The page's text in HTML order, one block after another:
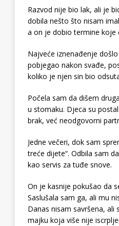
Razvod nije bio lak, ali je
dobila nešto što nisam
a on je dobio termine koje
Najveće iznenađenje
pobjegao nakon svađe,
koliko je njen sin bio
Počela sam da dišem
u stomaku. Djeca su
brak, već neodgovorni
Jedne večeri, dok sam
treće dijete“. Odbila sam
kao servis za tuđe snove.
On je kasnije pokušao da
Saslušala sam ga, ali mu
Danas nisam savršena,
majku koja više nije